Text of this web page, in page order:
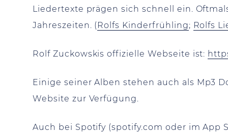
Liedertexte prägen sich schnell ein.
Jahreszeiten. (Rolfs Kinderfrühling; Rolfs
Rolf Zuckowskis offizielle Webseite ist:
Einige seiner Alben stehen auch als Mp3
Website zur Verfügung.
Auch bei Spotify (spotify.com oder im App